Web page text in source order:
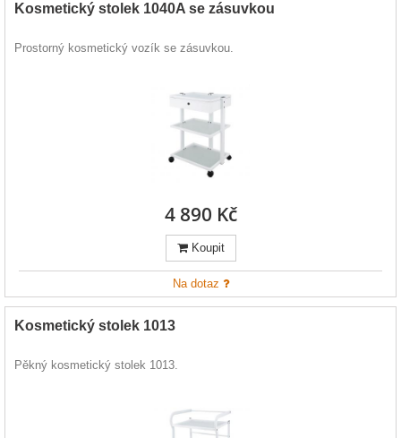
Kosmetický stolek 1040A se zásuvkou
Prostorný kosmetický vozík se zásuvkou.
4 890 Kč
Koupit
Na dotaz
Kosmetický stolek 1013
Pěkný kosmetický stolek 1013.